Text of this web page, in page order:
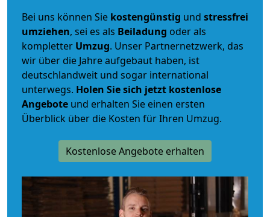
Bei uns können Sie kostengünstig und stressfrei
umziehen, sei es als Beiladung oder als
kompletter Umzug. Unser Partnernetzwerk, das
wir über die Jahre aufgebaut haben, ist
deutschlandweit und sogar international
unterwegs. Holen Sie sich jetzt kostenlose
Angebote und erhalten Sie einen ersten
Überblick über die Kosten für Ihren Umzug.
Kostenlose Angebote erhalten